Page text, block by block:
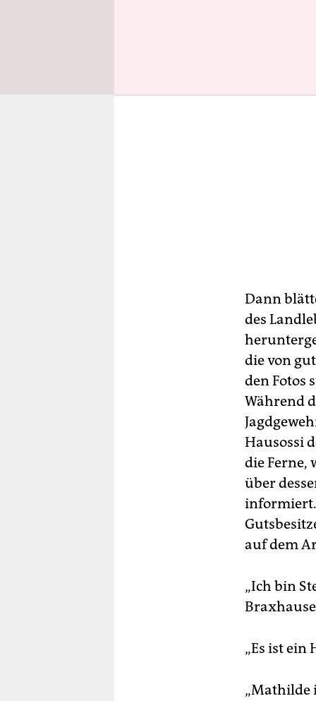
Dann
des
die von
den Fotos
Während
Hausossi
die
über
informiert.
auf dem
„Ich bin
„Es ist ein
„Mathilde